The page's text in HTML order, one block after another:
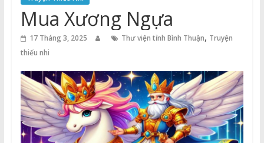
Thuận
Cổng
Vào
Thức
Mua Xương Ngựa
17 Tháng 3, 2025 Thư viện tỉnh Bình Thuận, Truyện
thiếu nhi